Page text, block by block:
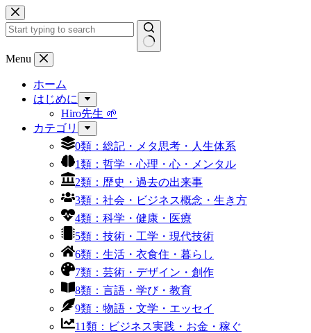
コ
ン
テ
ン
結
Menu
ホーム
はじめに
Hiro先生 🌱
カテゴリ
0類：総記・メタ思考・人生体系
1類：哲学・心理・心・メンタル
2類：歴史・過去の出来事
3類：社会・ビジネス概念・生き方
4類：科学・健康・医療
5類：技術・工学・現代技術
6類：生活・衣食住・暮らし
7類：芸術・デザイン・創作
8類：言語・学び・教育
9類：物語・文学・エッセイ
11類：ビジネス実践・お金・稼ぐ